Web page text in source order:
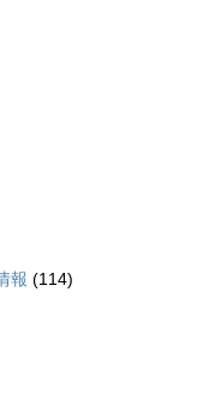
報 (114)